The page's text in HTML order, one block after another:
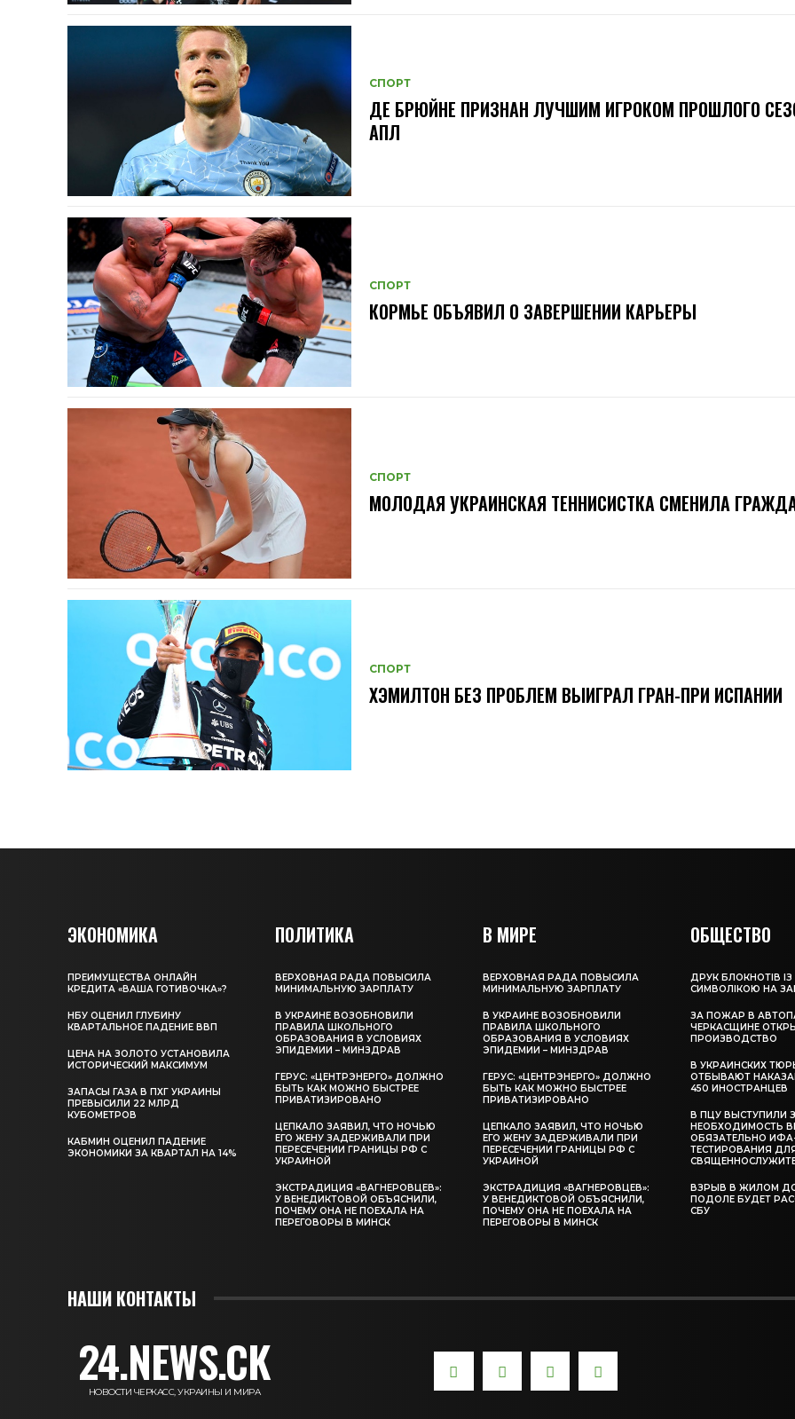
СПОРТ
ДЕ БРЮЙНЕ ПРИЗНАН ЛУЧШИМ ИГРОКОМ ПРОШЛОГО
АПЛ
СПОРТ
КОРМЬЕ ОБЪЯВИЛ О ЗАВЕРШЕНИИ КАРЬЕРЫ
СПОРТ
МОЛОДАЯ УКРАИНСКАЯ ТЕННИСИСТКА СМЕНИЛА
СПОРТ
ХЭМИЛТОН БЕЗ ПРОБЛЕМ ВЫИГРАЛ ГРАН-ПРИ ИСПАНИИ
ЭКОНОМИКА
ПРЕИМУЩЕСТВА ОНЛАЙН
КРЕДИТА «ВАША ГОТИВОЧКА»?
НБУ ОЦЕНИЛ ГЛУБИНУ
КВАРТАЛЬНОЕ ПАДЕНИЕ ВВП
ЦЕНА НА ЗОЛОТО УСТАНОВИЛА
ИСТОРИЧЕСКИЙ МАКСИМУМ
ЗАПАСЫ ГАЗА В ПХГ УКРАИНЫ
ПРЕВЫСИЛИ 22 МЛРД
КУБОМЕТРОВ
КАБМИН ОЦЕНИЛ ПАДЕНИЕ
ЭКОНОМИКИ ЗА КВАРТАЛ НА 14%
ПОЛИТИКА
ВЕРХОВНАЯ РАДА ПОВЫСИЛА
МИНИМАЛЬНУЮ ЗАРПЛАТУ
В УКРАИНЕ ВОЗОБНОВИЛИ
ПРАВИЛА ШКОЛЬНОГО
ОБРАЗОВАНИЯ В УСЛОВИЯХ
ЭПИДЕМИИ – МИНЗДРАВ
ГЕРУС: «ЦЕНТРЭНЕРГО» ДОЛЖНО
БЫТЬ КАК МОЖНО БЫСТРЕЕ
ПРИВАТИЗИРОВАНО
ЦЕПКАЛО ЗАЯВИЛ, ЧТО НОЧЬЮ
ЕГО ЖЕНУ ЗАДЕРЖИВАЛИ ПРИ
ПЕРЕСЕЧЕНИИ ГРАНИЦЫ РФ С
УКРАИНОЙ
ЭКСТРАДИЦИЯ «ВАГНЕРОВЦЕВ»:
У ВЕНЕДИКТОВОЙ ОБЪЯСНИЛИ,
ПОЧЕМУ ОНА НЕ ПОЕХАЛА НА
ПЕРЕГОВОРЫ В МИНСК
В МИРЕ
ВЕРХОВНАЯ РАДА ПОВЫСИЛА
МИНИМАЛЬНУЮ ЗАРПЛАТУ
В УКРАИНЕ ВОЗОБНОВИЛИ
ПРАВИЛА ШКОЛЬНОГО
ОБРАЗОВАНИЯ В УСЛОВИЯХ
ЭПИДЕМИИ – МИНЗДРАВ
ГЕРУС: «ЦЕНТРЭНЕРГО» ДОЛЖНО
БЫТЬ КАК МОЖНО БЫСТРЕЕ
ПРИВАТИЗИРОВАНО
ЦЕПКАЛО ЗАЯВИЛ, ЧТО НОЧЬЮ
ЕГО ЖЕНУ ЗАДЕРЖИВАЛИ ПРИ
ПЕРЕСЕЧЕНИИ ГРАНИЦЫ РФ С
УКРАИНОЙ
ЭКСТРАДИЦИЯ «ВАГНЕРОВЦЕВ»:
У ВЕНЕДИКТОВОЙ ОБЪЯСНИЛИ,
ПОЧЕМУ ОНА НЕ ПОЕХАЛА НА
ПЕРЕГОВОРЫ В МИНСК
ОБЩЕСТВО
ДРУК БЛОКНОТІВ ІЗ
СИМВОЛІКОЮ НА
ЗА ПОЖАР В
ЧЕРКАСЩИНЕ
ПРОИЗВОДСТВО
В УКРАИНСКИХ
ОТБЫВАЮТ
450 ИНОСТРАНЦЕВ
В ПЦУ ВЫСТУПИЛИ
НЕОБХОДИМОСТЬ
ОБЯЗАТЕЛЬНО
ТЕСТИРОВАНИЯ
ВЗРЫВ В ЖИЛОМ
ПОДОЛЕ БУДЕТ
СБУ
НАШИ КОНТАКТЫ
24.NEWS.CK
НОВОСТИ ЧЕРКАСС, УКРАИНЫ И МИРА